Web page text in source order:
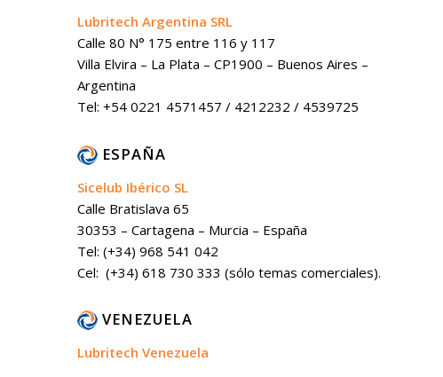
Lubritech Argentina SRL
Calle 80 N° 175 entre 116 y 117
Villa Elvira – La Plata – CP1900 – Buenos Aires –
Argentina
Tel: +54 0221 4571457 / 4212232 / 4539725
ESPAÑA
Sicelub Ibérico SL
Calle Bratislava 65
30353 – Cartagena – Murcia – España
Tel: (+34) 968 541 042
Cel: (+34) 618 730 333 (sólo temas comerciales).
VENEZUELA
Lubritech Venezuela